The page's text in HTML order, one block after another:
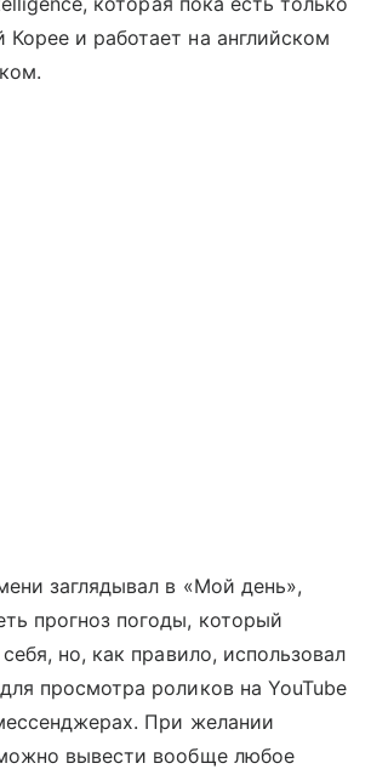
и работает на английском
заглядывал в «Мой день»,
прогноз погоды, который
но, как правило, использовал
просмотра роликов на YouTube
При желании
вывести вообще любое